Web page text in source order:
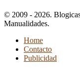
© 2009 - 2026.
Manualidades.
Home
Contacto
Publicidad